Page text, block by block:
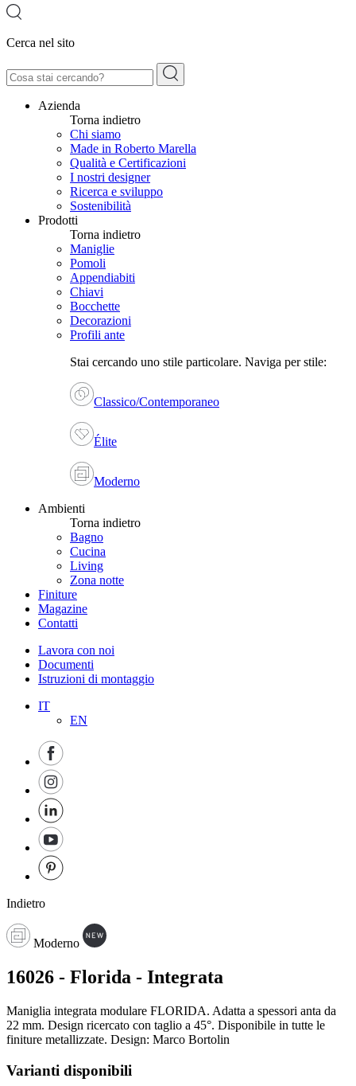
Cerca nel sito
Azienda
Torna indietro
Chi siamo
Made in Roberto Marella
Qualità e Certificazioni
I nostri designer
Ricerca e sviluppo
Sostenibilità
Prodotti
Torna indietro
Maniglie
Pomoli
Appendiabiti
Chiavi
Bocchette
Decorazioni
Profili ante
Stai cercando uno stile particolare. Naviga per stile:
Classico/Contemporaneo
Élite
Moderno
Ambienti
Torna indietro
Bagno
Cucina
Living
Zona notte
Finiture
Magazine
Contatti
Lavora con noi
Documenti
Istruzioni di montaggio
IT
EN
Indietro
Moderno
16026 - Florida - Integrata
Maniglia integrata modulare FLORIDA. Adatta a spessori anta da
22 mm. Design ricercato con taglio a 45°. Disponibile in tutte le
finiture metallizzate. Design: Marco Bortolin
Varianti disponibili